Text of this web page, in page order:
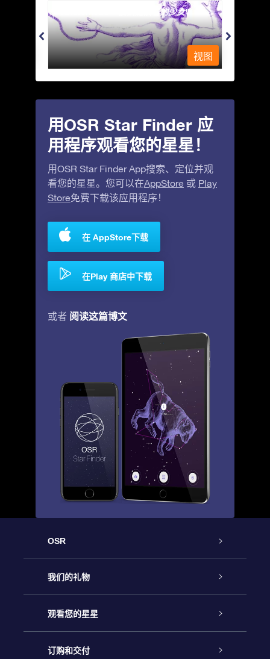
Andromeda - 被铁链锁着的少女
视图
用OSR Star Finder 应
用程序观看您的星星！
用OSR Star Finder App搜索、定位并观
看您的星星。您可以在AppStore 或 Play
Store免费下载该应用程序！
在 AppStore下载
在Play 商店中下载
或者 阅读这篇博文
OSR
客户服务
联系我们
博客
我们的礼物
Online Star礼物
OSR 礼物包
观看您的星星
Online Star Register
订购和交付